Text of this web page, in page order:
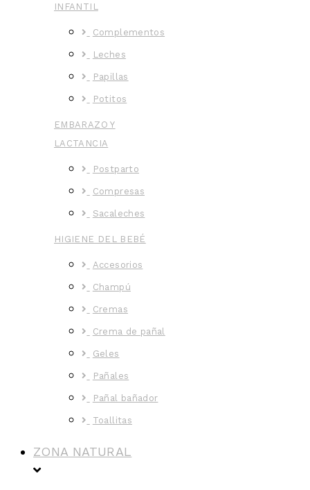
INFANTIL
Complementos
Leches
Papillas
Potitos
EMBARAZO Y
LACTANCIA
Postparto
Compresas
Sacaleches
HIGIENE DEL BEBÉ
Accesorios
Champú
Cremas
Crema de pañal
Geles
Pañales
Pañal bañador
Toallitas
ZONA NATURAL